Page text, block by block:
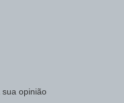
opinião